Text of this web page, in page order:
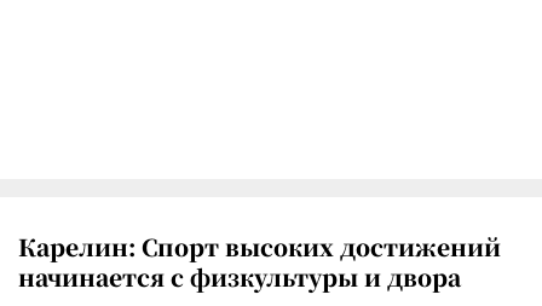
Карелин: Спорт высоких достижений
начинается с физкультуры и двора